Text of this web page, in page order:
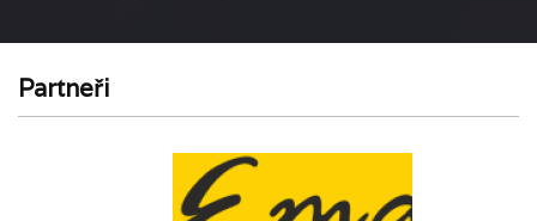
Partneři